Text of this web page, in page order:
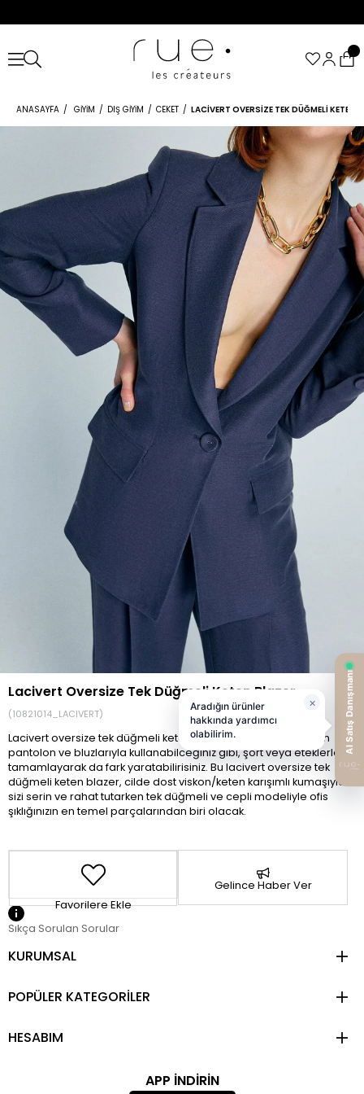
ANASAYFA GIYIM DIŞ GIYIM CEKET LACIVERT OVERSIZE TEK DÜĞMELI KETEN
Lacivert Oversize Tek Düğmeli Keten Blazer
(10821014_LACIVERT)
Lacivert oversize tek düğmeli keten blazer ceketelerinizi takım
pantolon ve bluzlarıyla kullanabilceğiniz gibi, şort veya eteklerle
tamamlayarak da fark yaratabilirisiniz. Bu lacivert oversize tek
düğmeli keten blazer, cilde dost viskon/keten karışımlı kumaşıyla
sizi serin ve rahat tutarken tek düğmeli ve cepli modeliyle ofis
şıklığınızın en temel parçalarından biri olacak.
Favorilere Ekle
Gelince Haber Ver
Sıkça Sorulan Sorular
KURUMSAL
POPÜLER KATEGORİLER
HESABIM
APP İNDİRİN